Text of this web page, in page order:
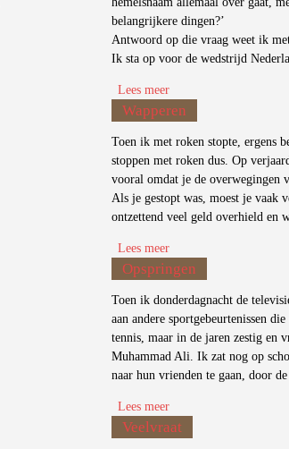
belangrijkere dingen?’
Antwoord op die vraag weet ik
Ik sta op voor de wedstrijd
Lees meerover Ontsteking
Wapperen
Toen ik met roken stopte, ergens
stoppen met roken dus. Op
vooral omdat je de overwegingen
Als je gestopt was, moest je vaak
ontzettend veel geld overhield en
Lees meerover Wapperen
Opspringen
Toen ik donderdagnacht de
aan andere sportgebeurtenissen
tennis, maar in de jaren zestig en
Muhammad Ali. Ik zat nog op
naar hun vrienden te gaan, door
Lees meerover Opspringen
Veelvraat